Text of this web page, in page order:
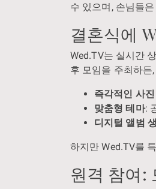
수 있으며, 손님들
결혼식에
Wed.TV는 실시간
후 모임을 주최하
즉각적인 사
맞춤형 테마:
디지털 앨범
하지만 Wed.TV를
원격 참여: